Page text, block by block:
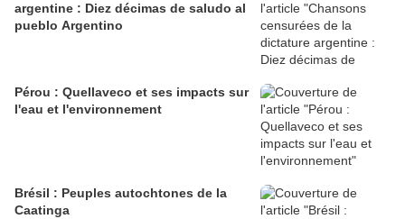
argentine : Diez décimas de saludo al
pueblo Argentino
Pérou : Quellaveco et ses impacts sur
l'eau et l'environnement
Brésil : Peuples autochtones de la
Caatinga